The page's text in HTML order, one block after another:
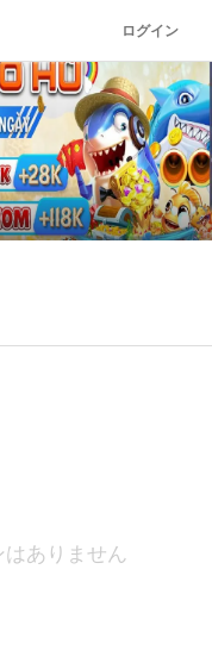
ログイン
ありません